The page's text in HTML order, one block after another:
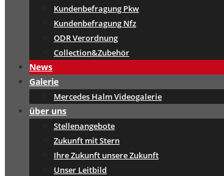
Kundenbefragung Pkw
Kundenbefragung Nfz
ODR Verordnung
Collection&Zubehör
News
Galerie
Mercedes Halm Videogalerie
über uns
Stellenangebote
Zukunft mit Stern
Ihre Zukunft unsere Zukunft
Unser Leitbild